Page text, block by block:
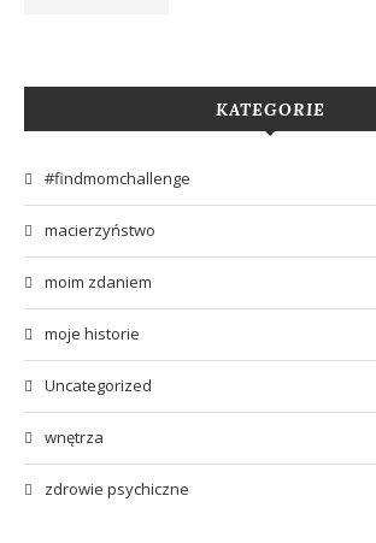
KATEGORIE
#findmomchallenge
macierzyństwo
moim zdaniem
moje historie
Uncategorized
wnętrza
zdrowie psychiczne